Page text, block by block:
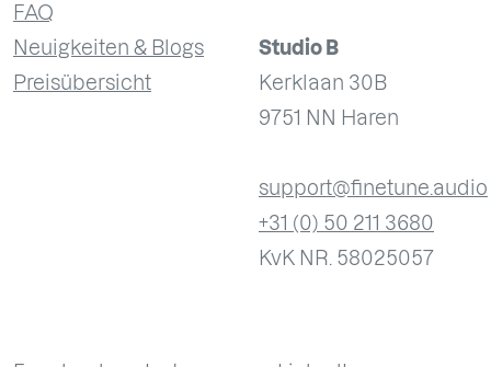
FAQ
Neuigkeiten & Blogs
Preisübersicht
Studio B
Kerklaan 30B
9751 NN Haren
support@finetune.audio
+31 (0) 50 211 3680
KvK NR. 58025057